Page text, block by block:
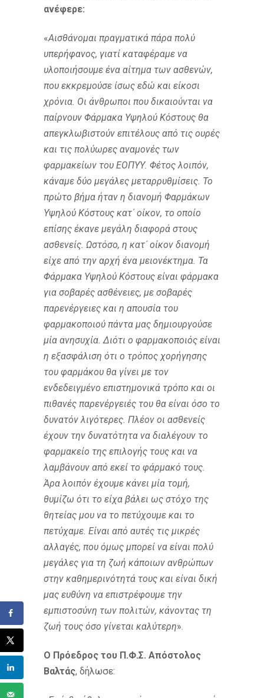
ανέφερε:
«Αισθάνομαι πραγματικά πάρα πολύ
υπερήφανος, γιατί καταφέραμε να
υλοποιήσουμε ένα αίτημα των ασθενών,
που εκκρεμούσε ίσως εδώ και είκοσι
χρόνια. Οι άνθρωποι που δικαιούνται να
παίρνουν Φάρμακα Υψηλού Κόστους θα
απεγκλωβιστούν επιτέλους από τις ουρές
και τις πολύωρες αναμονές των
φαρμακείων του ΕΟΠΥΥ. Φέτος λοιπόν,
κάναμε δύο μεγάλες μεταρρυθμίσεις. Το
πρώτο βήμα ήταν η διανομή Φαρμάκων
Υψηλού Κόστους κατ΄ οίκον, το οποίο
επίσης έκανε μεγάλη διαφορά στους
ασθενείς. Ωστόσο, η κατ΄ οίκον διανομή
είχε από την αρχή ένα μειονέκτημα. Τα
Φάρμακα Υψηλού Κόστους είναι φάρμακα
για σοβαρές ασθένειες, με σοβαρές
παρενέργειες και η απουσία του
φαρμακοποιού πάντα μας δημιουργούσε
μία ανησυχία. Διότι ο φαρμακοποιός είναι
η εξασφάλιση ότι ο τρόπος χορήγησης
του φαρμάκου θα γίνει με τον
ενδεδειγμένο επιστημονικά τρόπο και οι
πιθανές παρενέργειές του θα είναι όσο το
δυνατόν λιγότερες. Πλέον οι ασθενείς
έχουν την δυνατότητα να διαλέγουν το
φαρμακείο της επιλογής τους και να
λαμβάνουν από εκεί το φάρμακό τους.
Άρα λοιπόν έχουμε κάνει μία τομή,
θυμίζω ότι το είχα βάλει ως στόχο της
θητείας μου να το πετύχουμε και το
πετύχαμε. Είναι από αυτές τις μικρές
αλλαγές, που όμως μπορεί να είναι πολύ
μεγάλες για τη ζωή κάποιων ανθρώπων
στην καθημερινότητά τους και είναι δική
μας ευθύνη να επιστρέφουμε την
εμπιστοσύνη των πολιτών, κάνοντας τη
ζωή τους όσο γίνεται καλύτερη».
Ο Πρόεδρος του Π.Φ.Σ. Απόστολος
Βαλτάς, δήλωσε: